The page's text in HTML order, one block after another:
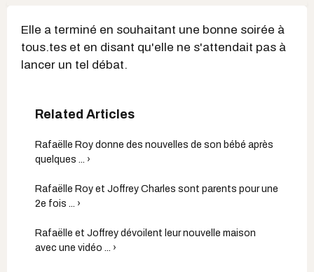
Elle a terminé en souhaitant une bonne soirée à
tous.tes et en disant qu'elle ne s'attendait pas à
lancer un tel débat.
Rafaëlle Roy donne des nouvelles de son bébé après
quelques ... ›
Rafaëlle Roy et Joffrey Charles sont parents pour une
2e fois ... ›
Rafaëlle et Joffrey dévoilent leur nouvelle maison
avec une vidéo ... ›